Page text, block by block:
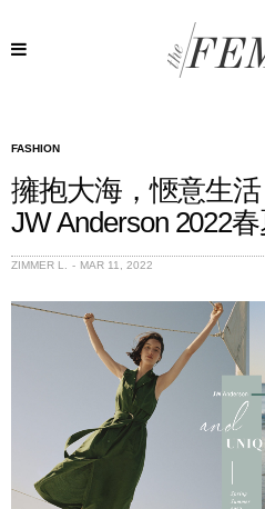
FASHION
擁抱大海，愜意生
JW Anderson 2022
ZIMMER L. MAR 11, 2022